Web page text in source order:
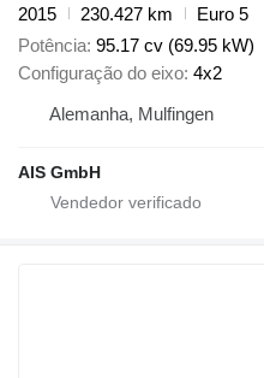
2015
230.427 km
Euro 5
Potência 95.17 cv (69.95 kW)
Configuração do eixo 4x2
Alemanha, Mulfingen
AIS GmbH